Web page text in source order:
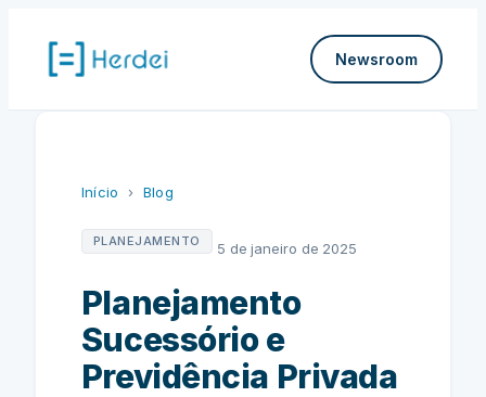
Newsroom
Início › Blog
PLANEJAMENTO 5 de janeiro de 2025
Planejamento
Sucessório e
Previdência Privada